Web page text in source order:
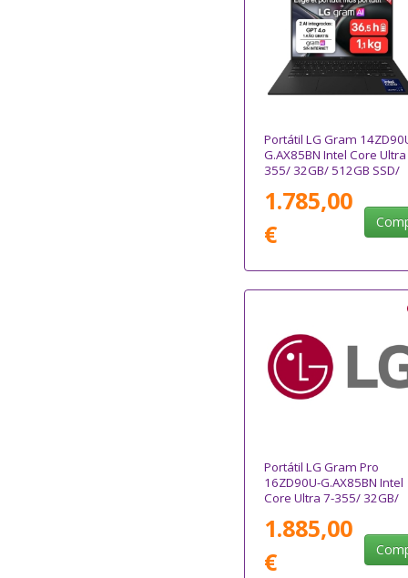
Portátil LG Gram
G.AX85BN Intel Core
355/ 32GB/ 512GB SSD/
1.785,00
€
Portátil LG Gram Pro
16ZD90U-G.AX85BN Intel
Core Ultra 7-355/ 32GB/
Sistema Operativo
1.885,00
€